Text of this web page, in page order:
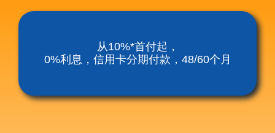
涅磐祖传平板电脑
从10%*首付起，
0%利息，信用卡分期付款，48/60个月